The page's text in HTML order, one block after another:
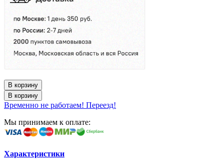
В корзину
В корзину
Временно не работаем! Переезд!
Мы принимаем к оплате:
Характеристики